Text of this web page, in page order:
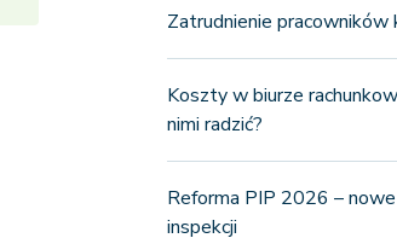
Zatrudnienie pracowników
Koszty w biurze
nimi radzić?
Reforma PIP 2026 –
inspekcji